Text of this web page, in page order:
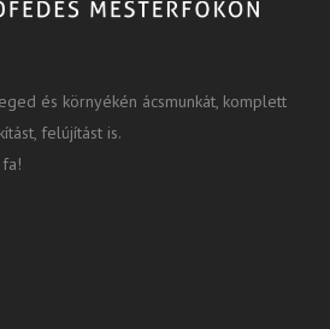
és környékén ácsmunkát, komplett
felújítást is.